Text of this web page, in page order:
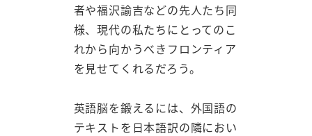
者や福沢諭吉などの先人たち同
様、現代の私たちにとってのこ
れから向かうべきフロンティア
を見せてくれるだろう。
英語脳を鍛えるには、外国語の
テキストを日本語訳の隣におい